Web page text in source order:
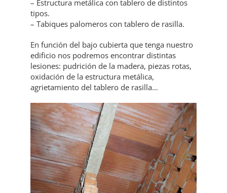
– Estructura metálica con tablero de distintos
tipos.
– Tabiques palomeros con tablero de rasilla.
En función del bajo cubierta que tenga nuestro
edificio nos podremos encontrar distintas
lesiones: pudrición de la madera, piezas rotas,
oxidación de la estructura metálica,
agrietamiento del tablero de rasilla…